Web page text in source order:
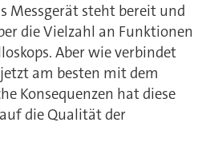
Messgerät steht bereit und
die Vielzahl an Funktionen
Aber wie verbindet
am besten mit dem
Konsequenzen hat diese
die Qualität der